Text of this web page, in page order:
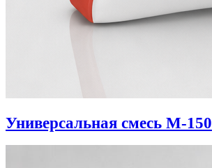
Универсальная смесь М-150